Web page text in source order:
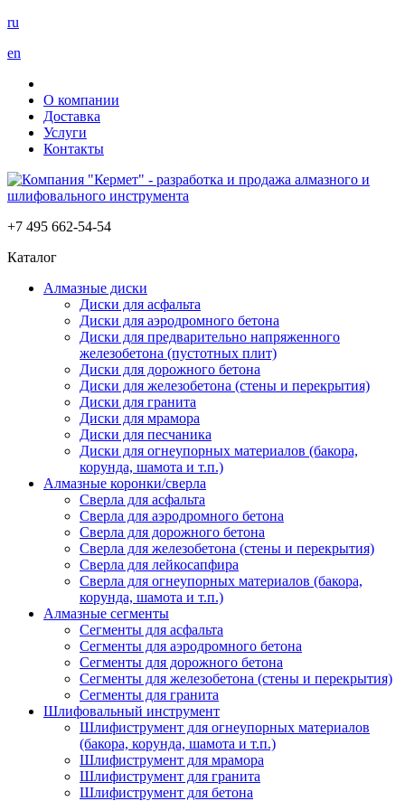
ru
en
О компании
Доставка
Услуги
Контакты
+7 495 662-54-54
Каталог
Алмазные диски
Диски для асфальта
Диски для аэродромного бетона
Диски для предварительно напряженного
железобетона (пустотных плит)
Диски для дорожного бетона
Диски для железобетона (стены и перекрытия)
Диски для гранита
Диски для мрамора
Диски для песчаника
Диски для огнеупорных материалов (бакора,
корунда, шамота и т.п.)
Алмазные коронки/сверла
Сверла для асфальта
Сверла для аэродромного бетона
Сверла для дорожного бетона
Сверла для железобетона (стены и перекрытия)
Сверла для лейкосапфира
Сверла для огнеупорных материалов (бакора,
корунда, шамота и т.п.)
Алмазные сегменты
Сегменты для асфальта
Cегменты для аэродромного бетона
Cегменты для дорожного бетона
Сегменты для железобетона (стены и перекрытия)
Сегменты для гранита
Шлифовальный инструмент
Шлифиструмент для огнеупорных материалов
(бакора, корунда, шамота и т.п.)
Шлифиструмент для мрамора
Шлифиструмент для гранита
Шлифиструмент для бетона